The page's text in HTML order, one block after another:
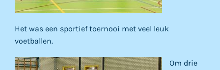
Het was een sportief toernooi met veel leuk
voetballen.
Om drie